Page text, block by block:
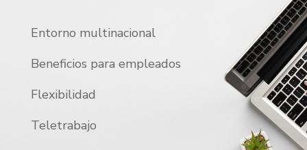
Entorno multinacional
Beneficios para empleados
Flexibilidad
Teletrabajo